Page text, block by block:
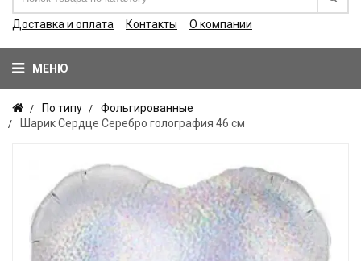
Доставка и оплата Контакты О компании
МЕНЮ
По типу
Фольгированные
Шарик Сердце Серебро голография 46 см